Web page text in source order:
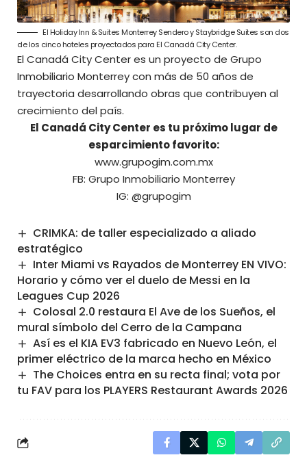
El Holiday Inn & Suites Monterrey Sendero y Staybridge Suites son dos
de los cinco hoteles proyectados para El Canadá City Center.
El Canadá City Center es un proyecto de Grupo
Inmobiliario Monterrey con más de 50 años de
trayectoria desarrollando obras que contribuyen al
crecimiento del país.
El Canadá City Center es tu próximo lugar de
esparcimiento favorito:
www.grupogim.com.mx
FB: Grupo Inmobiliario Monterrey
IG: @grupogim
CRIMKA: de taller especializado a aliado
estratégico
Inter Miami vs Rayados de Monterrey EN VIVO:
Horario y cómo ver el duelo de Messi en la
Leagues Cup 2026
Colosal 2.0 restaura El Ave de los Sueños, el
mural símbolo del Cerro de la Campana
Así es el KIA EV3 fabricado en Nuevo León, el
primer eléctrico de la marca hecho en México
The Choices entra en su recta final; vota por
tu FAV para los PLAYERS Restaurant Awards 2026